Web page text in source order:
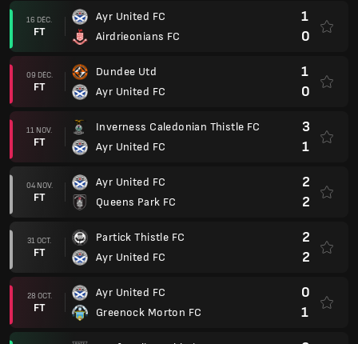
16 DÉC.
FT
Ayr United FC
Airdrieonians FC
1
0
09 DÉC.
FT
Dundee Utd
Ayr United FC
1
0
11 NOV.
FT
Inverness Caledonian Thistle FC
Ayr United FC
3
1
04 NOV.
FT
Ayr United FC
Queens Park FC
2
2
31 OCT.
FT
Partick Thistle FC
Ayr United FC
2
2
28 OCT.
FT
Ayr United FC
Greenock Morton FC
0
1